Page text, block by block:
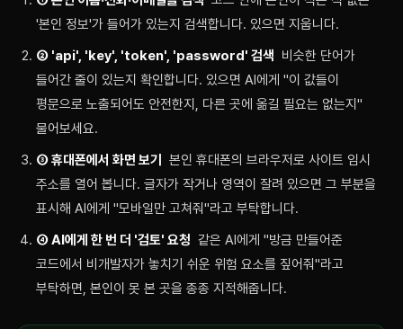
'본인 정보'가 들어가 있는지 검색합니다. 있으면 지웁니다.
② 'api', 'key', 'token', 'password' 검색 비슷한 단어가
들어간 줄이 있는지 확인합니다. 있으면 AI에게 "이 값들이
평문으로 노출되어도 안전한지, 다른 곳에 옮길 필요는 없는지"
물어보세요.
③ 휴대폰에서 화면 보기
본인 휴대폰의 브라우저로 사이트 임시
주소를 열어 봅니다. 글자가 작거나 영역이 잘려 있으면 그 부분을
표시해 AI에게 "모바일만 고쳐줘"라고 부탁합니다.
④ AI에게 한 번 더 '검토' 요청 같은 AI에게 "방금 만들어준
코드에서 비개발자가 놓치기 쉬운 위험 요소를 짚어줘"라고
부탁하면, 본인이 못 본 곳을 종종 지적해줍니다.